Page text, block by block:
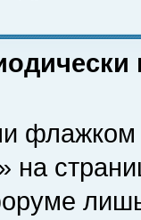
флажком